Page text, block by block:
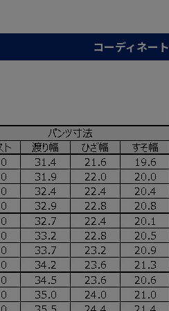
コーディネート